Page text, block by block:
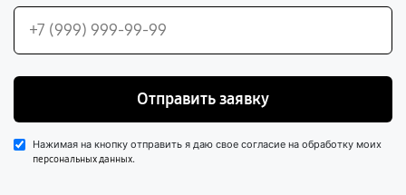
Отправить заявку
Нажимая на кнопку отправить я даю свое согласие на обработку моих
персональных данных.